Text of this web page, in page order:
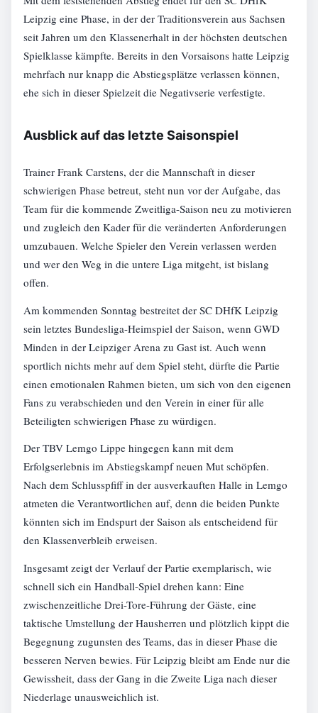
Leipzig eine Phase, in der der Traditionsverein aus Sachsen
seit Jahren um den Klassenerhalt in der höchsten deutschen
Spielklasse kämpfte. Bereits in den Vorsaisons hatte Leipzig
mehrfach nur knapp die Abstiegsplätze verlassen können,
ehe sich in dieser Spielzeit die Negativserie verfestigte.
Ausblick auf das letzte Saisonspiel
Trainer Frank Carstens, der die Mannschaft in dieser
schwierigen Phase betreut, steht nun vor der Aufgabe, das
Team für die kommende Zweitliga-Saison neu zu motivieren
und zugleich den Kader für die veränderten Anforderungen
umzubauen. Welche Spieler den Verein verlassen werden
und wer den Weg in die untere Liga mitgeht, ist bislang
offen.
Am kommenden Sonntag bestreitet der SC DHfK Leipzig
sein letztes Bundesliga-Heimspiel der Saison, wenn GWD
Minden in der Leipziger Arena zu Gast ist. Auch wenn
sportlich nichts mehr auf dem Spiel steht, dürfte die Partie
einen emotionalen Rahmen bieten, um sich von den eigenen
Fans zu verabschieden und den Verein in einer für alle
Beteiligten schwierigen Phase zu würdigen.
Der TBV Lemgo Lippe hingegen kann mit dem
Erfolgserlebnis im Abstiegskampf neuen Mut schöpfen.
Nach dem Schlusspfiff in der ausverkauften Halle in Lemgo
atmeten die Verantwortlichen auf, denn die beiden Punkte
könnten sich im Endspurt der Saison als entscheidend für
den Klassenverbleib erweisen.
Insgesamt zeigt der Verlauf der Partie exemplarisch, wie
schnell sich ein Handball-Spiel drehen kann: Eine
zwischenzeitliche Drei-Tore-Führung der Gäste, eine
taktische Umstellung der Hausherren und plötzlich kippt die
Begegnung zugunsten des Teams, das in dieser Phase die
besseren Nerven bewies. Für Leipzig bleibt am Ende nur die
Gewissheit, dass der Gang in die Zweite Liga nach dieser
Niederlage unausweichlich ist.